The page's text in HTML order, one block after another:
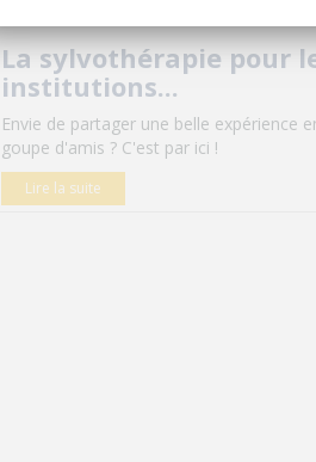
La sylvothérapie pour
institutions...
Envie de partager une belle expérience
goupe d'amis ? C'est par ici !
Lire la suite